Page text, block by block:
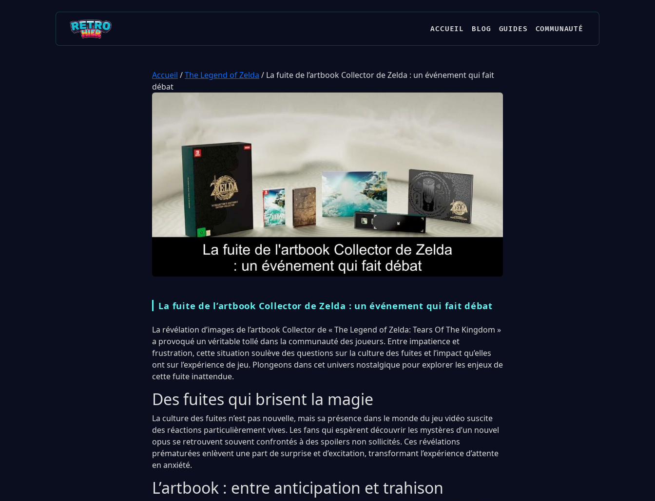
ACCUEIL BLOG GUIDES COMMUNAUTÉ
Accueil /The Legend of Zelda / La fuite de l’artbook Collector de Zelda : un événement qui fait
débat
La fuite de l’artbook Collector de Zelda : un événement qui fait débat
La révélation d’images de l’artbook Collector de « The Legend of Zelda: Tears Of The Kingdom »
a provoqué un véritable tollé dans la communauté des joueurs. Entre impatience et
frustration, cette situation soulève des questions sur la culture des fuites et l’impact qu’elles
ont sur l’expérience de jeu. Plongeons dans cet univers nostalgique pour explorer les enjeux de
cette fuite inattendue.
Des fuites qui brisent la magie
La culture des fuites n’est pas nouvelle, mais sa présence dans le monde du jeu vidéo suscite
des réactions particulièrement vives. Les fans qui espèrent découvrir les mystères d’un nouvel
opus se retrouvent souvent confrontés à des spoilers non sollicités. Ces révélations
prématurées enlèvent une part de surprise et d’excitation, transformant l’expérience d’attente
en anxiété.
L’artbook : entre anticipation et trahison